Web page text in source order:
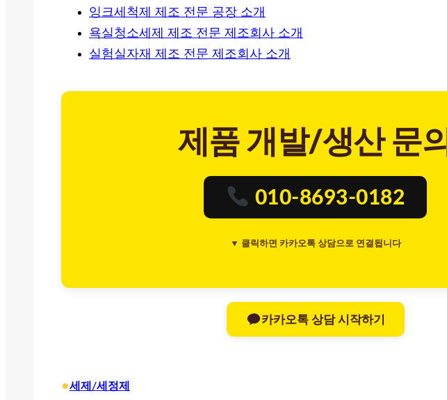
잉크세척제 제조 전문 공장 소개
욕실청소세제 제조 전문 제조회사 소개
실험실자재 제조 전문 제조회사 소개
제품 개발/생산 문의
010-8693-0182
▼ 클릭하면 카카오톡 상담으로 연결됩니다
카카오톡 상담 시작하기
•세제/세정제